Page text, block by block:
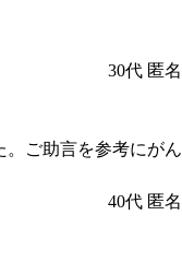
30代 匿名
ご助言を参考にがん
40代 匿名